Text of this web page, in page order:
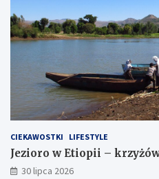
CIEKAWOSTKI LIFESTYLE
Jezioro w Etiopii –
30 lipca 2026